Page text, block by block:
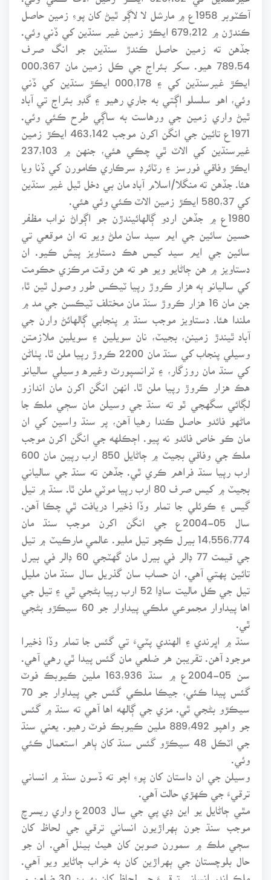
آڪٽوبر 1958ع ۾ مارشل لا لاڳو ٿيڻ کان پوءِ زمين حاصل
ڪندڙن ۾ 679،212 ايڪڙ زمين غير سنڌين کي ڏني وئي.
جڏهن ته زمين حاصل ڪندڙ سنڌين جو انگ صرف
789،54 هيو. سکر بئراج جي ڪل زمين مان 000،367
ايڪڙ غيرسنڌين کي ۽ 000،178 ايڪڙ سنڌين کي ڏني
وئي، اهو سلسلو اڳتي به جاري رهيو ۽ گڊو بئراج تي آباد
ٿيڻ واري زمين جي ورهاست به ساڳي طرح ڪئي وئي.
1971ع تائين جي انگن اکرن موجب 463،142 ايڪڙ زمين
غيرسنڌين کي الاٽ ٿي چڪي هئي، جنهن ۾ 237،103
ايڪڙ وفاقي فورسز ۽ رٽائرڊ سرڪاري ڪامورن کي ڏنا ويا
هئا. جڏهن ته منگلا/اسلام آباد مان بي دخل ٿيل غير سنڌين
کي 580،37 ايڪڙ زمين الاٽ ڪئي وئي هئي.
1980ع ۾ جڏهن اردو ڳالهائيندڙن جو اڳواڻ نواب مظفر
حسين سائين جي ايم سيد سان ملڻ ويو ته ان موقعي تي
سائين جي ايم سيد کيس هڪ دستاويز پيش ڪيو. ان
دستاويز ۾ هن ڄاڻايو ويو هو ته هن وقت مرڪزي حڪومت
کي ساليانو ٻه هزار ڪروڙ رپيا ٽيڪس طور وصول ٿين ٿا،
جن مان 16 هزار ڪروڙ سنڌ مان مختلف ٽيڪسن جي مد ۾
ملندا هئا. دستاويز موجب سنڌ ۾ پنجابي ڳالهائڻ وارن جي
آباد ٿيندڙ زمينن، بجيٽ، نان سويلين ۽ سويلين ملازمتن
وسيلي پنجاب کي سنڌ مان 2200 ڪروڙ رپيا ملن ٿا. پٺاڻن
کي سنڌ مان روزگار، ۽ ٽرانسپورٽ وغيره وسيلي ساليانو
هڪ هزار ڪروڙ رپيا ملن ٿا. انهن انگن اکرن مان اندازو
لڳائي سگهجي ٿو ته سنڌ جي وسيلن مان سڄي ملڪ جا
ماڻهو فائدو حاصل ڪندا رهيا آهن، پر سنڌ واسين کي ان
مان ڪو خاص فائدو نه پيو. اڄڪلهه جي انگن اکرن موجب
ملڪ جي وفاقي بجيٽ ۾ ڄاڻايل 850 ارب رپين مان 600
ارب رپيا سنڌ فراهم ڪري ٿي. جڏهن ته سنڌ جي سالياني
بجيٽ ۾ کيس صرف 80 ارب رپيا موٽي ملن ٿا. سنڌ ۾ تيل
گيس ۽ ڪوئلي جا تمام وڏا ذخيرا دريافت ٿي چڪا آهن.
سال 05-2004ع جي انگن اکرن موجب سنڌ مان
14،556،774 بيرل ڪچو تيل مليو. عالمي مارڪيٽ ۾ تيل
جي قيمت 77 ڊالر في بيرل مان گهٽجي 60 ڊالر في بيرل
تائين پهتي آهي. ان حساب سان گذريل سال سنڌ مان مليل
تيل جي ڪل ماليت ساڍا 52 ارب رپيا بڻجي ٿي ۽ تيل جي
اها پيداوار مجموعي ملڪي پيداوار جو 60 سيڪڙو بڻجي
ٿي.
سنڌ ۾ اڀرندي ۽ الهندي پٽيءَ تي گئس جا تمام وڏا ذخيرا
موجود آهن. تقريبن هر ضلعي مان گئس پيدا ٿي رهي آهي.
سن 05-2004ع ۾ سنڌ 163،936 ملين ڪيوبڪ فوٽ
گئس پيدا ڪئي، جيڪا ملڪي گئس جي پيداوار جو 70
سيڪڙو بڻجي ٿي. مزي جي ڳالهه اها آهي ته سنڌ ۾ گئس
جو واهپو 889،492 ملين ڪيوبڪ فوٽ رهيو. يعني سنڌ
جي اٽڪل 48 سيڪڙو گئس سنڌ کان ٻاهر استعمال ڪئي
وسيلن جي ان داستان کان پوءِ اچو ته ڏسون سنڌ ۾ انساني
ترقيءَ جي ڪهڙي حالت آهي.
مٿي ڄاڻايل يو اين ڊي پي جي سال 2003ع واري ريسرچ
موجب سنڌ جون ٻهراڙيون انساني ترقي جي لحاظ کان
سڄي ملڪ ۾ سمورن صوبن کان هيٺ بيٺل آهي. ان جو
حال بلوچستان جي ٻهراڙين کان به خراب ڄاڻايو ويو آهي.
ملڪ اندر انساني ترقيءَ جي لحاظ کان پهرين 30 ضلعن ۾